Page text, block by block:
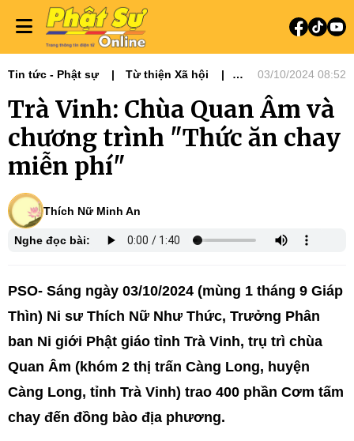
Tin tức - Phật sự
Từ thiện Xã hội
Tin Tức Hoạt Động
Từ Thiện Xã Hội
03/10/2024 08:52
Trà Vinh: Chùa Quan Âm và
chương trình "Thức ăn chay
miễn phí"
Thích Nữ Minh An
Nghe đọc bài:
PSO- Sáng ngày 03/10/2024 (mùng 1 tháng 9 Giáp
Thìn) Ni sư Thích Nữ Như Thức, Trưởng Phân
ban Ni giới Phật giáo tỉnh Trà Vinh, trụ trì chùa
Quan Âm (khóm 2 thị trấn Càng Long, huyện
Càng Long, tỉnh Trà Vinh) trao 400 phần Cơm tấm
chay đến đồng bào địa phương.